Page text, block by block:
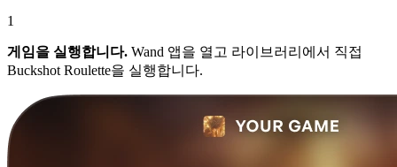
1
게임을 실행합니다. Wand 앱을 열고 라이브러리에서 직접
Buckshot Roulette을 실행합니다.